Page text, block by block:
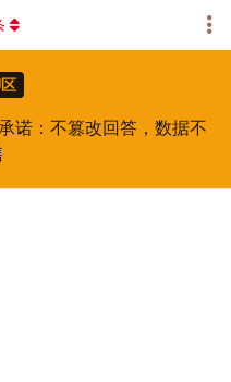
诺：不篡改回答，数据不